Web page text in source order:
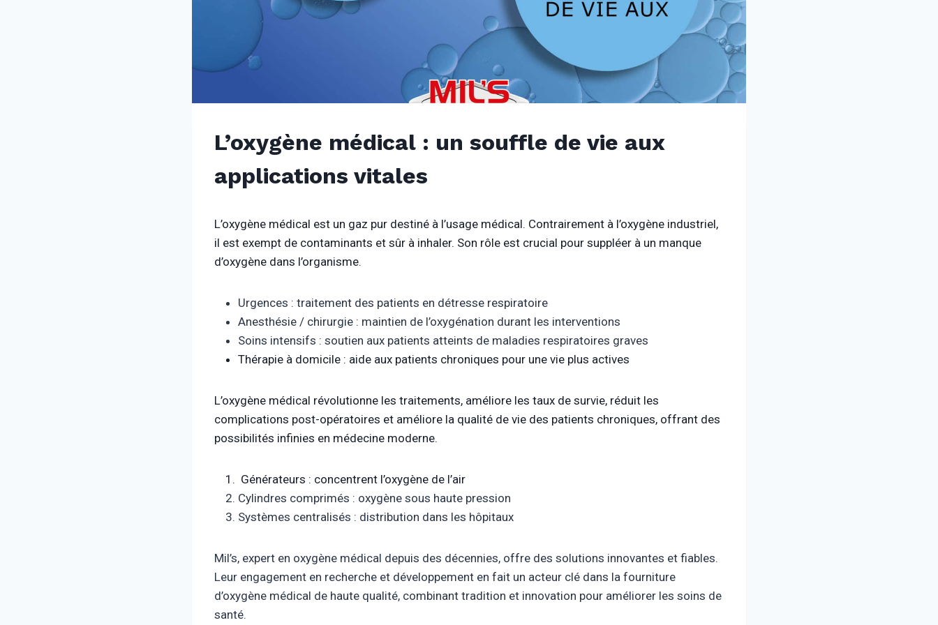
L’oxygène médical : un souffle de vie aux
applications vitales
L’oxygène médical est un gaz pur destiné à l’usage médical. Contrairement à l’oxygène industriel,
il est exempt de contaminants et sûr à inhaler. Son rôle est crucial pour suppléer à un manque
d’oxygène dans l’organisme.
Urgences : traitement des patients en détresse respiratoire
Anesthésie / chirurgie : maintien de l’oxygénation durant les interventions
Soins intensifs : soutien aux patients atteints de maladies respiratoires graves
Thérapie à domicile : aide aux patients chroniques pour une vie plus actives
L’oxygène médical révolutionne les traitements, améliore les taux de survie, réduit les
complications post-opératoires et améliore la qualité de vie des patients chroniques, offrant des
possibilités infinies en médecine moderne.
Générateurs : concentrent l’oxygène de l’air
Cylindres comprimés : oxygène sous haute pression
Systèmes centralisés : distribution dans les hôpitaux
Mil’s, expert en oxygène médical depuis des décennies, offre des solutions innovantes et fiables.
Leur engagement en recherche et développement en fait un acteur clé dans la fourniture
d’oxygène médical de haute qualité, combinant tradition et innovation pour améliorer les soins de
santé.